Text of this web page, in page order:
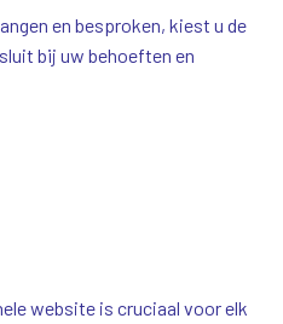
en besproken, kiest u de
bij uw behoeften en
website is cruciaal voor elk